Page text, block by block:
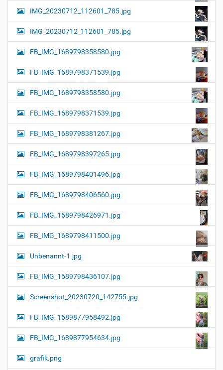
IMG_20230712_112601_785.jpg
IMG_20230712_112601_785.jpg
FB_IMG_1689798358580.jpg
FB_IMG_1689798371539.jpg
FB_IMG_1689798358580.jpg
FB_IMG_1689798371539.jpg
FB_IMG_1689798381267.jpg
FB_IMG_1689798397265.jpg
FB_IMG_1689798401496.jpg
FB_IMG_1689798406560.jpg
FB_IMG_1689798426971.jpg
FB_IMG_1689798411500.jpg
Unbenannt-1.jpg
FB_IMG_1689798436107.jpg
Screenshot_20230720_142755.jpg
FB_IMG_1689877958492.jpg
FB_IMG_1689877954634.jpg
grafik.png